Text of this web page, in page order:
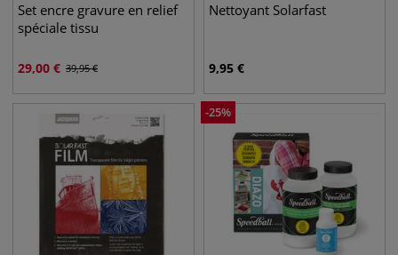
Set encre gravure en relief
spéciale tissu
29,00 € 39,95€
Nettoyant Solarfast
9,95 €
-25%